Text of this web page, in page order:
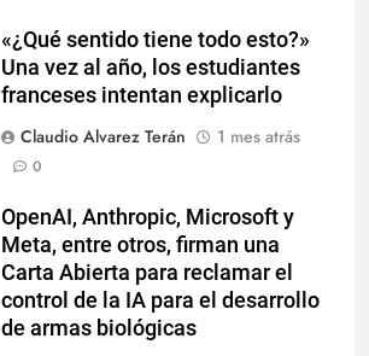
«¿Qué sentido tiene todo esto?»
Una vez al año, los estudiantes
franceses intentan explicarlo
Claudio Alvarez Terán
1 mes atrás
0
OpenAI, Anthropic, Microsoft y
Meta, entre otros, firman una
Carta Abierta para reclamar el
control de la IA para el desarrollo
de armas biológicas